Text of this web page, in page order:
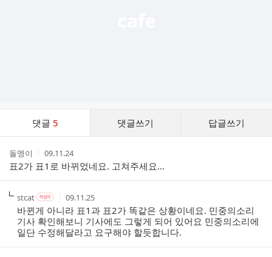
댓글 5 댓글쓰기 답글쓰기
스
작
성
자
돌멩이
작
성
시
간
09.11.24
표2가 표1로 바뀌었네요. 고쳐주세요...
작
성
자
stcat작
성
자
본
인
여
작
자
작
성
시
간
09.11.25
바뀐게 아니라 표1과 표2가 똑같은 상황이네요. 민중의소리
기사 확인해보니 기사에도 그렇게 되어 있어요 민중의소리에
일단 수정해달라고 요구해야 할듯합니다.